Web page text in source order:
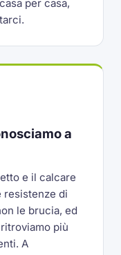
per casa,
a
e il calcare
resistenze di
le brucia, ed
più
A